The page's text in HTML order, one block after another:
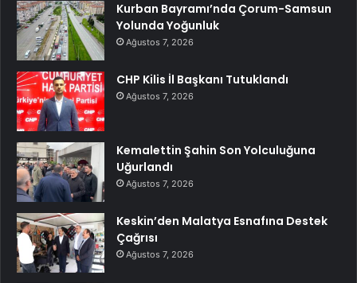
Kurban Bayramı’nda Çorum-Samsun
Yolunda Yoğunluk
Ağustos 7, 2026
CHP Kilis İl Başkanı Tutuklandı
Ağustos 7, 2026
Kemalettin Şahin Son Yolculuğuna
Uğurlandı
Ağustos 7, 2026
Keskin’den Malatya Esnafına Destek
Çağrısı
Ağustos 7, 2026